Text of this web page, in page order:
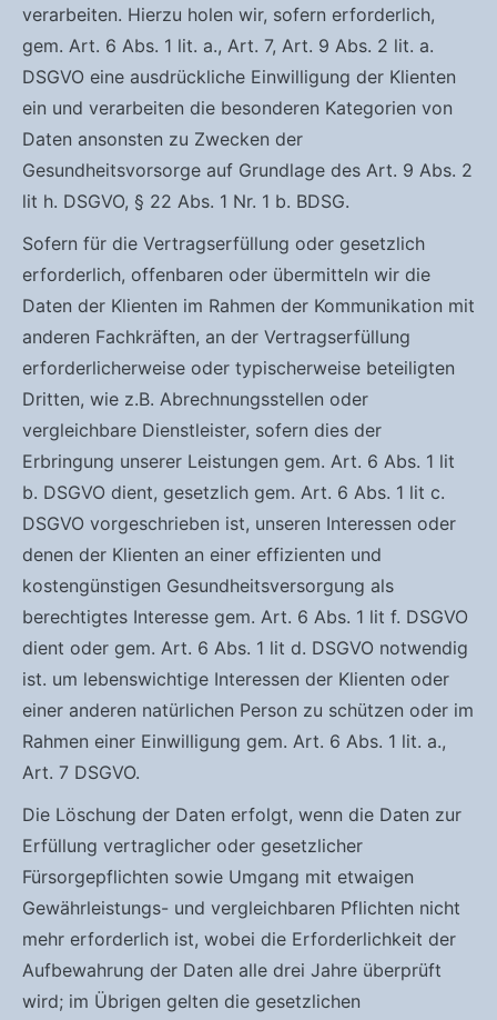
verarbeiten. Hierzu holen wir, sofern erforderlich,
gem. Art. 6 Abs. 1 lit. a., Art. 7, Art. 9 Abs. 2 lit. a.
DSGVO eine ausdrückliche Einwilligung der Klienten
ein und verarbeiten die besonderen Kategorien von
Daten ansonsten zu Zwecken der
Gesundheitsvorsorge auf Grundlage des Art. 9 Abs. 2
lit h. DSGVO, § 22 Abs. 1 Nr. 1 b. BDSG.
Sofern für die Vertragserfüllung oder gesetzlich
erforderlich, offenbaren oder übermitteln wir die
Daten der Klienten im Rahmen der Kommunikation mit
anderen Fachkräften, an der Vertragserfüllung
erforderlicherweise oder typischerweise beteiligten
Dritten, wie z.B. Abrechnungsstellen oder
vergleichbare Dienstleister, sofern dies der
Erbringung unserer Leistungen gem. Art. 6 Abs. 1 lit
b. DSGVO dient, gesetzlich gem. Art. 6 Abs. 1 lit c.
DSGVO vorgeschrieben ist, unseren Interessen oder
denen der Klienten an einer effizienten und
kostengünstigen Gesundheitsversorgung als
berechtigtes Interesse gem. Art. 6 Abs. 1 lit f. DSGVO
dient oder gem. Art. 6 Abs. 1 lit d. DSGVO notwendig
ist. um lebenswichtige Interessen der Klienten oder
einer anderen natürlichen Person zu schützen oder im
Rahmen einer Einwilligung gem. Art. 6 Abs. 1 lit. a.,
Art. 7 DSGVO.
Die Löschung der Daten erfolgt, wenn die Daten zur
Erfüllung vertraglicher oder gesetzlicher
Fürsorgepflichten sowie Umgang mit etwaigen
Gewährleistungs- und vergleichbaren Pflichten nicht
mehr erforderlich ist, wobei die Erforderlichkeit der
Aufbewahrung der Daten alle drei Jahre überprüft
wird; im Übrigen gelten die gesetzlichen